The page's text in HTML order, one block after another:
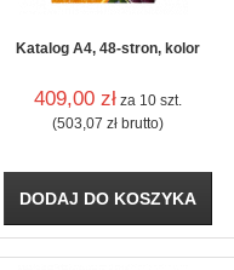
Katalog A4, 48-stron, kolor
409,00 zł za 10 szt.
(503,07 zł brutto)
DODAJ DO KOSZYKA